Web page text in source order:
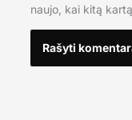
naujo, kai kitą